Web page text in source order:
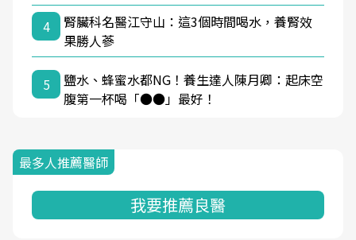
4
腎臟科名醫江守山：這3個時間喝水，養腎效
果勝人蔘
5
鹽水、蜂蜜水都NG！養生達人陳月卿：起床空
腹第一杯喝「●●」最好！
最多人推薦醫師
我要推薦良醫